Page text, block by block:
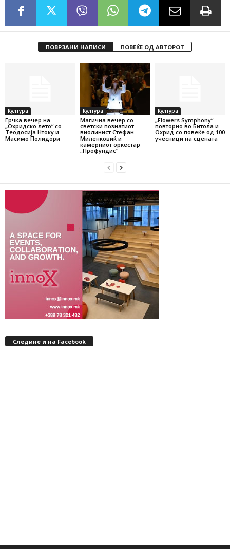
ПОВРЗАНИ НАПИСИ ПОВЕЌЕ ОД АВТОРОТ
Култура
Грчка вечер на
„Охридско лето“ со
Теодосија Нтоку и
Масимо Полидори
Култура
Магична вечер со
светски познатиот
виолинист Стефан
Миленковиќ и
камерниот оркестар
„Профундис“
Култура
„Flowers Symphony“
повторно во Битола и
Охрид со повеќе од 100
учесници на сцената
Следине и на Facebook